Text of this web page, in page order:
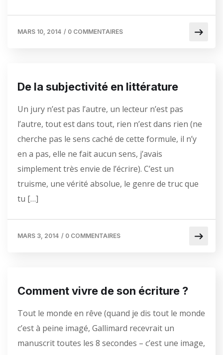
MARS 10, 2014 / 0 COMMENTAIRES
De la subjectivité en littérature
Un jury n’est pas l’autre, un lecteur n’est pas
l’autre, tout est dans tout, rien n’est dans rien (ne
cherche pas le sens caché de cette formule, il n’y
en a pas, elle ne fait aucun sens, j’avais
simplement très envie de l’écrire). C’est un
truisme, une vérité absolue, le genre de truc que
tu […]
MARS 3, 2014 / 0 COMMENTAIRES
Comment vivre de son écriture ?
Tout le monde en rêve (quand je dis tout le monde
c’est à peine imagé, Gallimard recevrait un
manuscrit toutes les 8 secondes – c’est une image,